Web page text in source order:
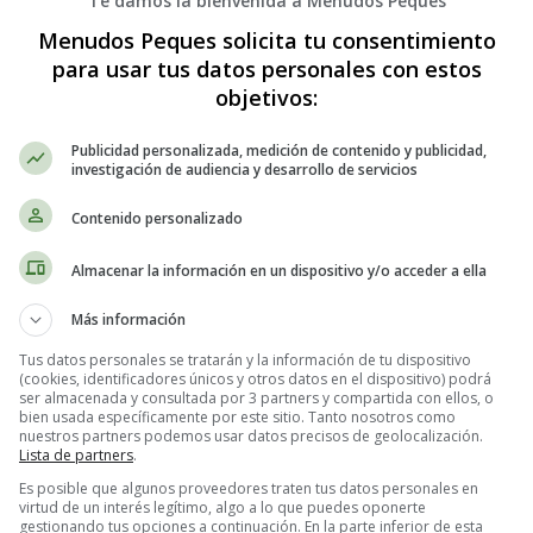
desde el nacimiento del bebé y termina a los diez días,
es mucho más fácil, ya que se puede hacer directamente en el
y se comprueba su filiación materna y, antes de 72 horas, el
del nacimiento, el lugar, el sexo, nombre y apellidos del bebé,
casado con anterioridad, debe llevar una sentencia de divorcio o
quiere reconocer al bebé, puedes hacerlo tú sola. (Real Decreto
de la filiación originaria del bebé.
civil, también pueden hacerlo. Se puede pedir cita a través de
Menudos Peques solicita tu consentimiento
para usar tus datos personales con estos
objetivos:
Publicidad personalizada, medición de contenido y publicidad,
investigación de audiencia y desarrollo de servicios
Contenido personalizado
Almacenar la información en un dispositivo y/o acceder a ella
Más información
Tus datos personales se tratarán y la información de tu dispositivo
(cookies, identificadores únicos y otros datos en el dispositivo) podrá
ser almacenada y consultada por 3 partners y compartida con ellos, o
bien usada específicamente por este sitio. Tanto nosotros como
nuestros partners podemos usar datos precisos de geolocalización.
Lista de partners.
Es posible que algunos proveedores traten tus datos personales en
virtud de un interés legítimo, algo a lo que puedes oponerte
gestionando tus opciones a continuación. En la parte inferior de esta